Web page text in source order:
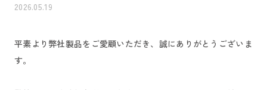
2026.05.19
平素より弊社製品をご愛顧いただき、誠にありがとうございま
す。